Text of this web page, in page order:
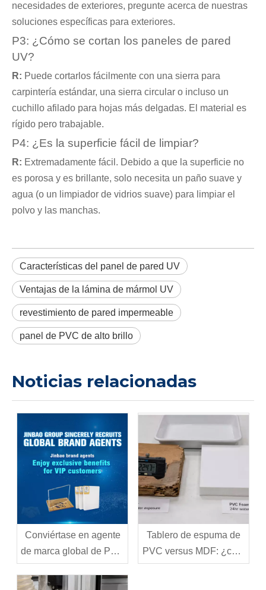
necesidades de exteriores, pregunte acerca de nuestras
soluciones específicas para exteriores.
P3: ¿Cómo se cortan los paneles de pared
UV?
R: Puede cortarlos fácilmente con una sierra para
carpintería estándar, una sierra circular o incluso un
cuchillo afilado para hojas más delgadas. El material es
rígido pero trabajable.
P4: ¿Es la superficie fácil de limpiar?
R: Extremadamente fácil. Debido a que la superficie no
es porosa y es brillante, solo necesita un paño suave y
agua (o un limpiador de vidrios suave) para limpiar el
polvo y las manchas.
Características del panel de pared UV
Ventajas de la lámina de mármol UV
revestimiento de pared impermeable
panel de PVC de alto brillo
Noticias relacionadas
Conviértase en agente
de marca global de PVC
de Jinbao
Tablero de espuma de
PVC versus MDF: ¿cuál
debería elegir para su